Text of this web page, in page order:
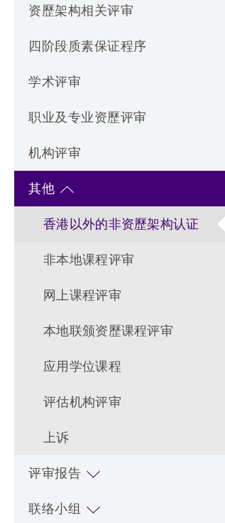
资歷架构相关评审
四阶段质素保证程序
学术评审
职业及专业资歷评审
机构评审
其他
香港以外的非资歷架构认证
非本地课程评审
网上课程评审
本地联颁资歷课程评审
应用学位课程
评估机构评审
上诉
评审报告
联络小组